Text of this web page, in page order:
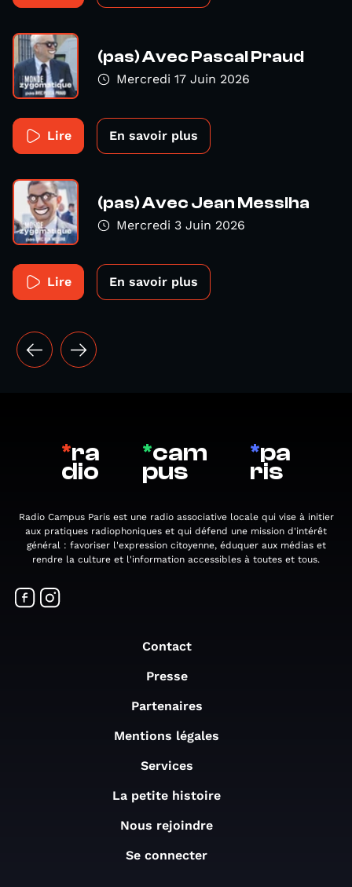
(pas) Avec Pascal Praud
Mercredi 17 Juin 2026
Lire En savoir plus
(pas) Avec Jean Messiha
Mercredi 3 Juin 2026
Lire En savoir plus
*ra
dio
*cam
pus
*pa
ris
Radio Campus Paris est une radio associative locale qui vise à initier
aux pratiques radiophoniques et qui défend une mission d'intérêt
général : favoriser l'expression citoyenne, éduquer aux médias et
rendre la culture et l'information accessibles à toutes et tous.
Contact
Presse
Partenaires
Mentions légales
Services
La petite histoire
Nous rejoindre
Se connecter